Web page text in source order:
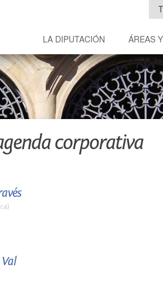
LA DIPUTACIÓN ÁREAS
corporativa